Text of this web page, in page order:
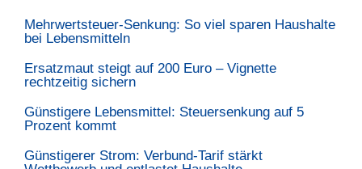
Mehrwertsteuer-Senkung: So viel sparen Haushalte
bei Lebensmitteln
Ersatzmaut steigt auf 200 Euro – Vignette
rechtzeitig sichern
Günstigere Lebensmittel: Steuersenkung auf 5
Prozent kommt
Günstigerer Strom: Verbund-Tarif stärkt